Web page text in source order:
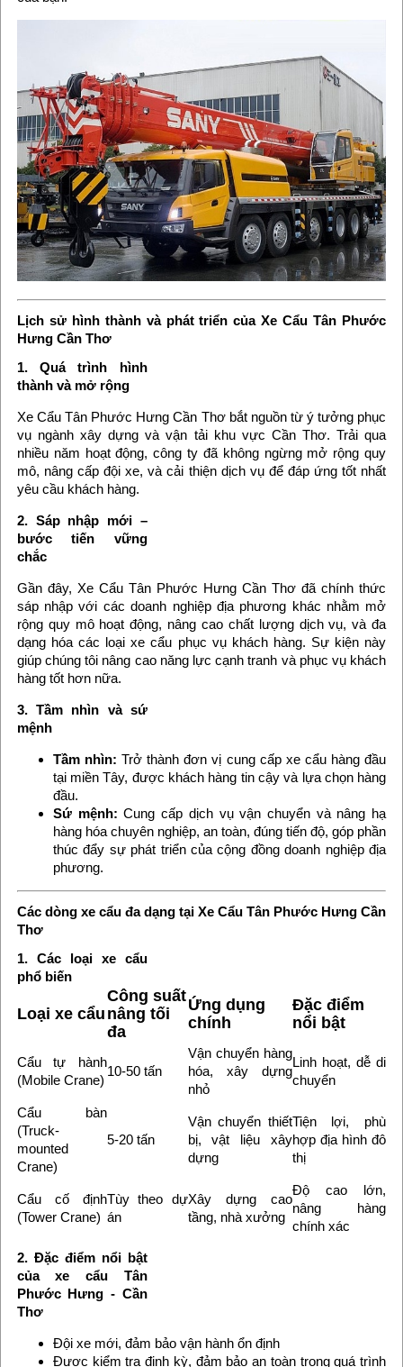
Lịch sử hình thành và phát triển của Xe Cẩu Tân Phước
Hưng Cần Thơ
1. Quá trình hình
thành và mở rộng
Xe Cẩu Tân Phước Hưng Cần Thơ bắt nguồn từ ý tưởng phục
vụ ngành xây dựng và vận tải khu vực Cần Thơ. Trải qua
nhiều năm hoạt động, công ty đã không ngừng mở rộng quy
mô, nâng cấp đội xe, và cải thiện dịch vụ để đáp ứng tốt nhất
yêu cầu khách hàng.
2. Sáp nhập mới –
bước tiến vững
chắc
Gần đây, Xe Cẩu Tân Phước Hưng Cần Thơ đã chính thức
sáp nhập với các doanh nghiệp địa phương khác nhằm mở
rộng quy mô hoạt động, nâng cao chất lượng dịch vụ, và đa
dạng hóa các loại xe cẩu phục vụ khách hàng. Sự kiện này
giúp chúng tôi nâng cao năng lực cạnh tranh và phục vụ khách
hàng tốt hơn nữa.
3. Tầm nhìn và sứ
mệnh
Tầm nhìn: Trở thành đơn vị cung cấp xe cẩu hàng đầu
tại miền Tây, được khách hàng tin cậy và lựa chọn hàng
đầu.
Sứ mệnh: Cung cấp dịch vụ vận chuyển và nâng hạ
hàng hóa chuyên nghiệp, an toàn, đúng tiến độ, góp phần
thúc đẩy sự phát triển của cộng đồng doanh nghiệp địa
phương.
Các dòng xe cẩu đa dạng tại Xe Cẩu Tân Phước Hưng Cần
Thơ
1. Các loại xe cẩu
phổ biến
Loại xe cẩu
Công suất
nâng tối
đa
Ứng dụng
chính
Đặc điểm
nổi bật
Cẩu tự hành
(Mobile Crane)
10-50 tấn
Vận chuyển hàng
hóa, xây dựng
nhỏ
Linh hoạt, dễ di
chuyển
Cẩu bàn
(Truck-
mounted
Crane)
5-20 tấn
Vận chuyển thiết
bị, vật liệu xây
dựng
Tiện lợi, phù
hợp địa hình đô
thị
Cẩu cố định
(Tower Crane)
Tùy theo dự
án
Xây dựng cao
tầng, nhà xưởng
Độ cao lớn,
nâng hàng
chính xác
2. Đặc điểm nổi bật
của xe cẩu Tân
Phước Hưng - Cần
Thơ
Đội xe mới, đảm bảo vận hành ổn định
Được kiểm tra định kỳ, đảm bảo an toàn trong quá trình